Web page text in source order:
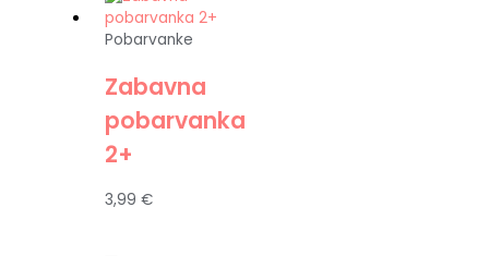
Pobarvanke
Zabavna
pobarvanka
2+
3,99€